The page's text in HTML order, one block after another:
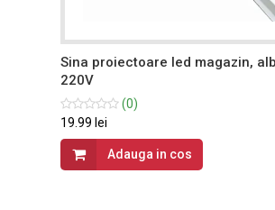
Sina proiectoare led magazin,
220V
(0)
19.99 lei
Adauga in cos